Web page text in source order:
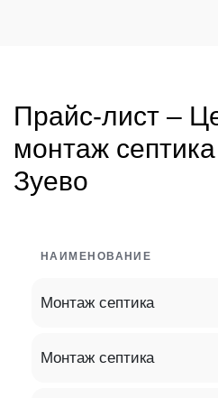
Прайс-лист –
монтаж
Зуево
НАИМЕНОВАНИЕ
Монтаж септика
Монтаж септика